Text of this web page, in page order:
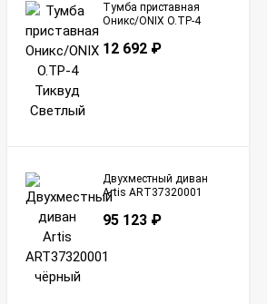
Тумба приставная
Оникс/ONIX O.TP-4
12 692 ₽
Двухместный диван
Artis ART37320001
95 123 ₽